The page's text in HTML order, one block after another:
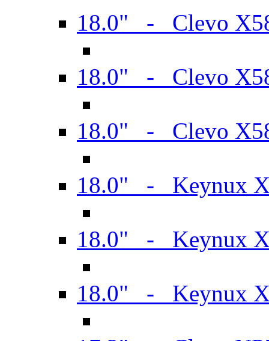
18.0" - Clevo
18.0" - Clevo
18.0" - Clevo
18.0" - Keynux
18.0" - Keynux
18.0" - Keynux